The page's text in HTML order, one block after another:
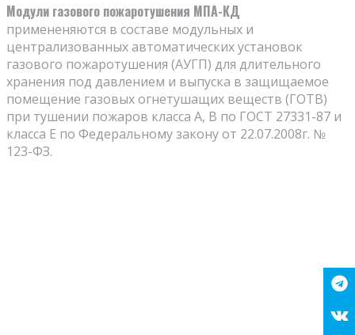
Модули газового пожаротушения МПА-КД
примененяются в составе модульных и
централизованных автоматических установок
газового пожаротушения (АУГП) для длительного
хранения под давлением и выпуска в защищаемое
помещение газовых огнетушащих веществ (ГОТВ)
при тушении пожаров класса А, В по ГОСТ 27331-87 и
класса Е по Федеральному закону от 22.07.2008г. №
123-ФЗ.